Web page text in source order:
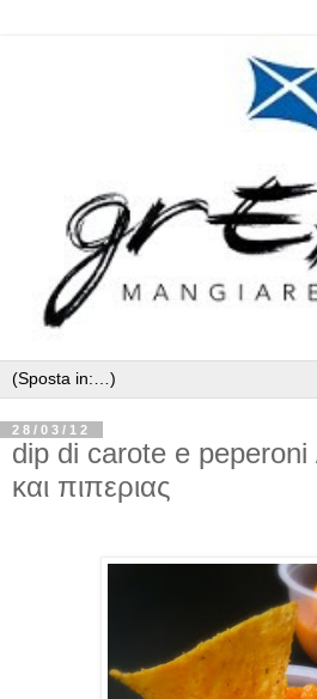
28/03/12
dip di carote e peperoni
και πιπεριας